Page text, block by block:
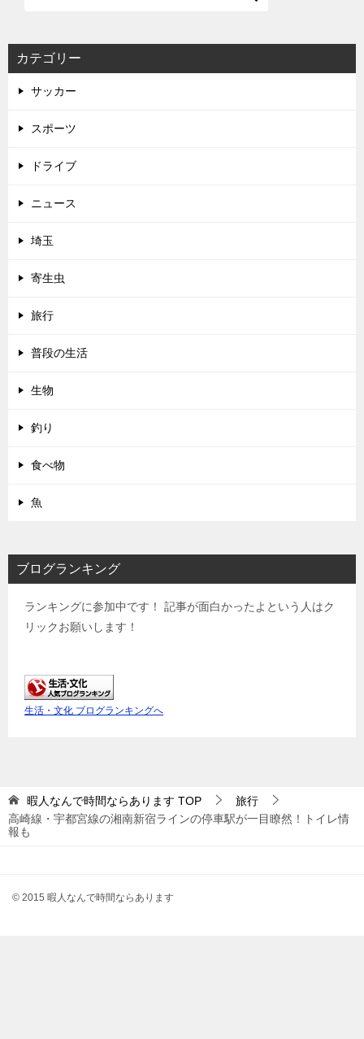
カテゴリー
サッカー
スポーツ
ドライブ
ニュース
埼玉
寄生虫
旅行
普段の生活
生物
釣り
食べ物
魚
ブログランキング
ランキングに参加中です！ 記事が面白かったよという人はク
リックお願いします！
生活・文化 ブログランキングへ
暇人なんで時間ならあります TOP
旅行
高崎線・宇都宮線の湘南新宿ラインの停車駅が一目瞭然！トイレ情
報も
© 2015 暇人なんで時間ならあります